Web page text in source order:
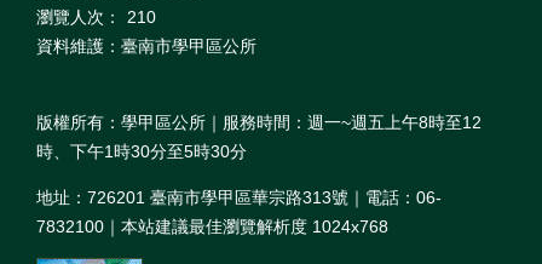
瀏覽人次：
210
資料維護：臺南市學甲區公所
版權所有：學甲區公所｜服務時間：週一~週五上午8時至12
時、下午1時30分至5時30分
地址：726201 臺南市學甲區華宗路313號｜電話：06-
7832100｜本站建議最佳瀏覽解析度 1024x768